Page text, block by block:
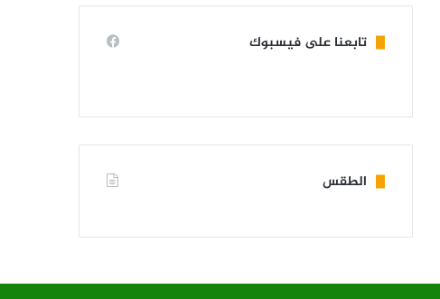
تابعنا على فيسبوك
الطقس